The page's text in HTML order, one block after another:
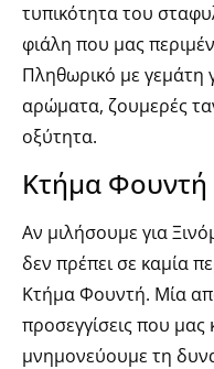
τυπικότητα του
φιάλη που μας
Πληθωρικό με γεμάτη
αρώματα, ζουμερές
οξύτητα.
Κτήμα Φουντή
Αν μιλήσουμε για
δεν πρέπει σε καμία
Κτήμα Φουντή. Μία
προσεγγίσεις που μας
μνημονεύουμε τη